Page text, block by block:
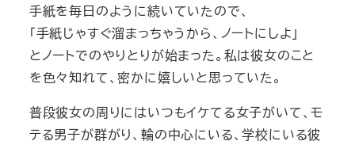
手紙を毎日のように続いていたので、
「手紙じゃすぐ溜まっちゃうから、ノートにしよ」
とノートでのやりとりが始まった。私は彼女のこと
を色々知れて、密かに嬉しいと思っていた。
普段彼女の周りにはいつもイケてる女子がいて、モ
テる男子が群がり、輪の中心にいる、学校にいる彼